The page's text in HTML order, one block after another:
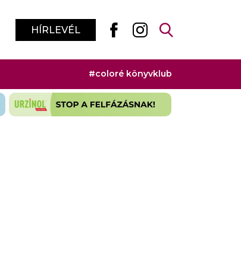
HÍRLEVÉL
#coloré könyvklub